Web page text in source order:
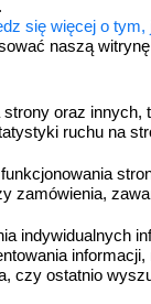
się więcej o
naszą
oraz
ruchu na
zamówienia,
indywidualnych
czy ostatnio
do koszyka